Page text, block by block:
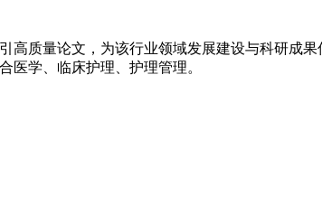
质量论文，为该行业领域发展建设与科研成
医学、临床护理、护理管理。